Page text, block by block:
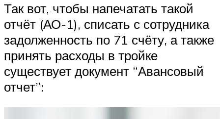
Так вот, чтобы напечатать такой
отчёт (АО-1), списать с сотрудника
задолженность по 71 счёту, а также
принять расходы в тройке
существует документ “Авансовый
отчет”: